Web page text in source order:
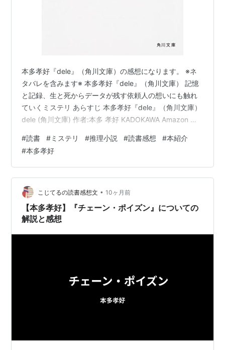
本多孝好『dele』（角川文庫）の感想になります。 ※ネ
タバレを含みます※ 本多孝好『dele』（角川文庫） 記憶
と記録、生と死からデータが残す依頼人の想いにも触れ
ていくミステリ あらすじ 本多孝好『dele』（角川文庫）
dele (角川文庫) 作者:本多 孝好 KADOKAWA Amazon 記
れていくミステリ あらすじ 【あなたの死後、不要となる
データを削除いたします。】 罪の証。不貞の写真。隠し
続けた真実。『dele.LIFE』で働く圭司と祐太郎の仕事
は、秘密のデータを消すだけ――のはずだった。 あなた
の記憶に刻まれる、〈生〉と〈死〉、…
#読書 #ミステリ #推理小説 #読書感想 #本紹介
#本多孝好
こじてるの読書感想文 • 10ヶ月前
【本多孝好】『チェーン・ポイズン』についての
解説と感想